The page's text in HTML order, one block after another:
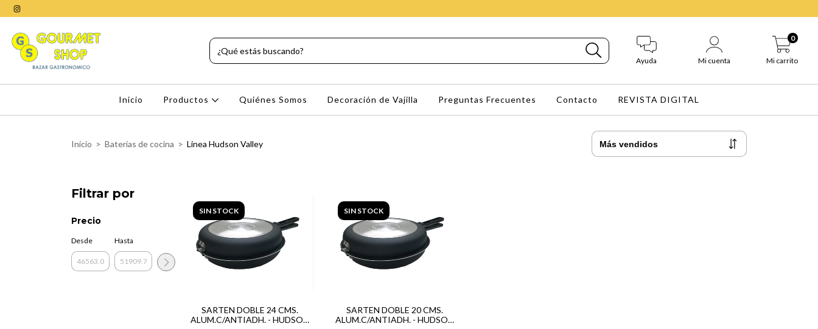
Ayuda Mi cuenta Mi carrito
0
Inicio Productos Quiénes Somos Decoración de Vajilla Preguntas Frecuentes Contacto REVISTA DIGITAL
Inicio > Baterías de cocina > Linea Hudson Valley
Filtrar por
Precio
Desde Hasta
SIN STOCK
SARTEN DOBLE 24 CMS.
ALUM.C/ANTIADH. - HUDSON
SIN STOCK
SARTEN DOBLE 20 CMS.
ALUM.C/ANTIADH. - HUDSON